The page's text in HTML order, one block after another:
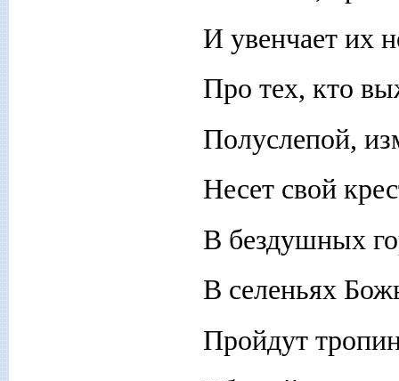
И увенчает их
Про тех, кто
Полуслепой,
Несет свой
В бездушных
В селеньях
Пройдут